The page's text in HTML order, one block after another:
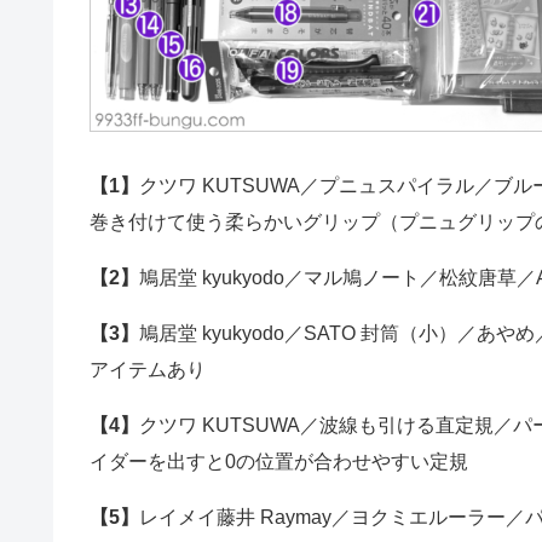
【1】
クツワ KUTSUWA／プニュスパイラル／ブ
巻き付けて使う柔らかいグリップ（プニュグリッ
【2】 鳩居堂 kyukyodo／マル鳩ノート／松紋唐草
【3】 鳩居堂 kyukyodo／SATO 封筒（小）／あや
アイテムあり
【4】
クツワ KUTSUWA／波線も引ける直定規／
イダーを出すと0の位置が合わせやすい定規
【5】 レイメイ藤井 Raymay／ヨクミエルーラー／